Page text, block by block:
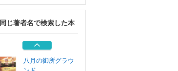
同じ著者名で検索した本
あの子とＯ
新潮社
八月の御所グラウ